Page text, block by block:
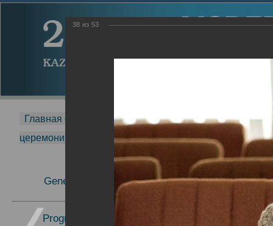
Главная страница - MDMR 2014 -
церемонии вручения премии Zavoisky Award
2006 г.
General Information
Program Committee
Report
38 из 53